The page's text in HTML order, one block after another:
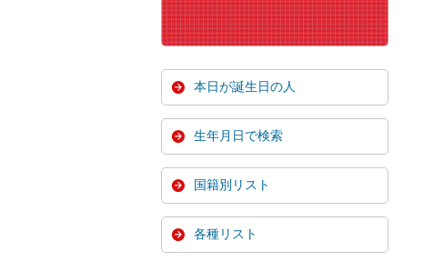
本日が誕生日の人
生年月日で検索
国籍別リスト
各種リスト